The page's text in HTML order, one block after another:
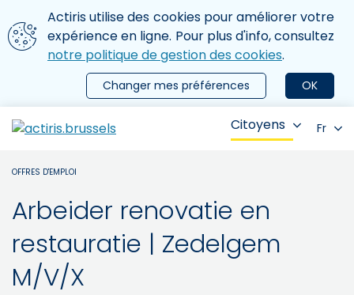
Aller au contenu principal
Nous utilisons des cookies
Actiris utilise des cookies pour améliorer votre
expérience en ligne. Pour plus d'info, consultez
notre politique de gestion des cookies.
OK
Changer mes préférences
le menu
Citoyens Fr
OFFRES D'EMPLOI
Arbeider renovatie en
restauratie | Zedelgem
M/V/X